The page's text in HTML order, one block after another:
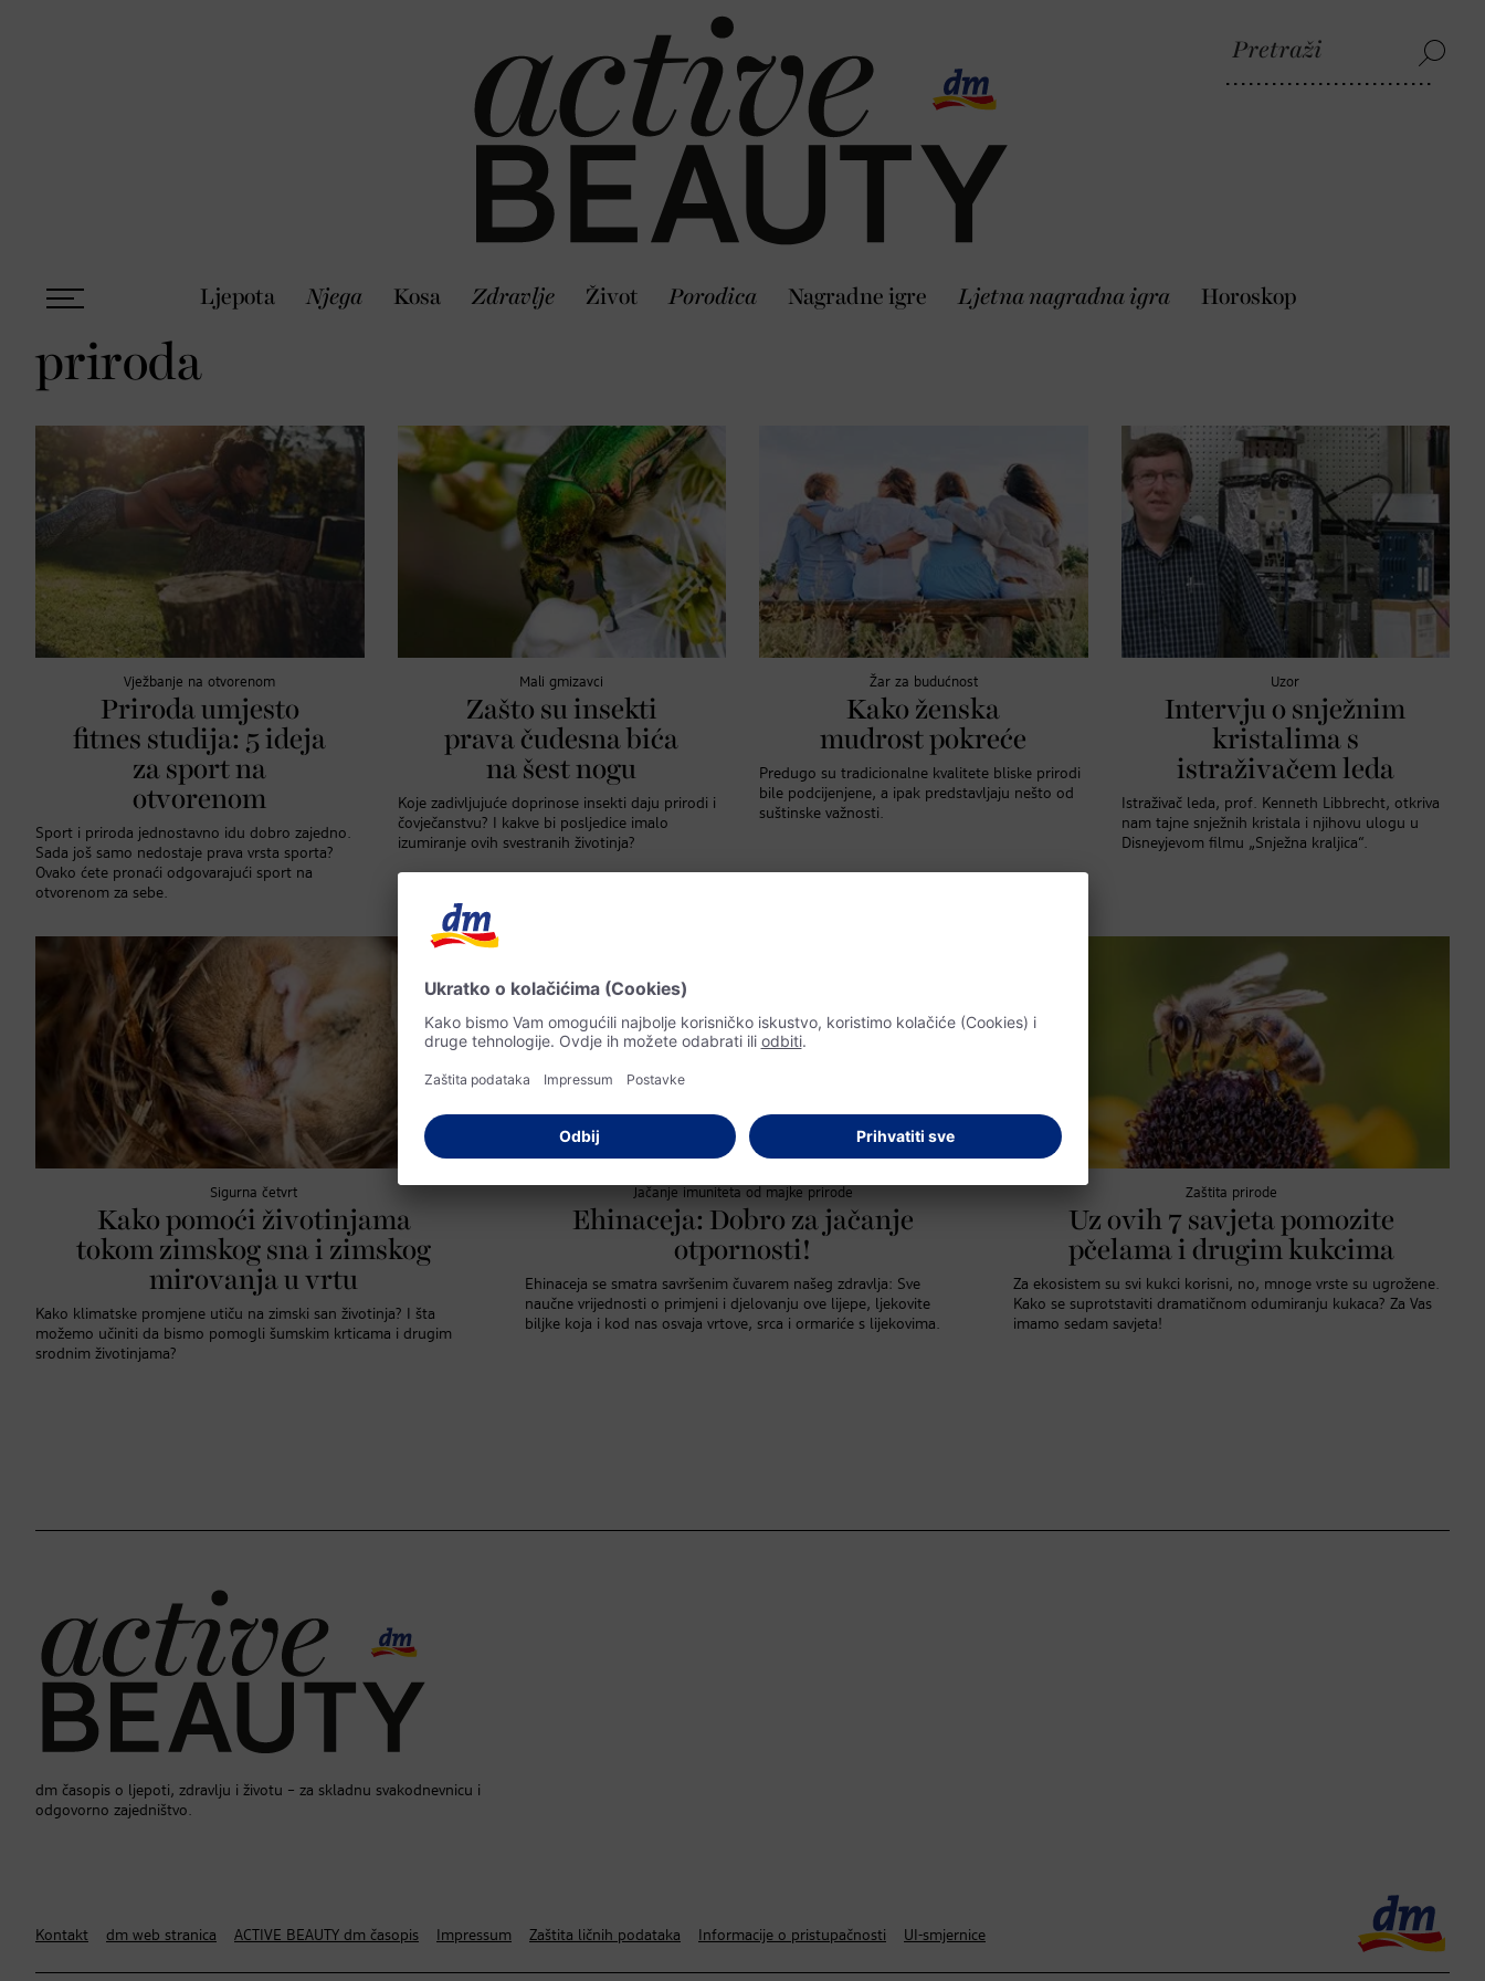
Ljepota Njega Kosa Zdravlje Život Porodica Nagradne igre Ljetna nagradna igra Horoskop
priroda
Vježbanje na otvorenom
Priroda umjesto
fitnes studija: 5 ideja
za sport na
otvorenom
Sport i priroda jednostavno idu dobro zajedno.
Sada još samo nedostaje prava vrsta sporta?
Ovako ćete pronaći odgovarajući sport na
otvorenom za sebe.
Mali gmizavci
Zašto su insekti
prava čudesna bića
na šest nogu
Koje zadivljujuće doprinose insekti daju prirodi i
čovječanstvu? I kakve bi posljedice imalo
izumiranje ovih svestranih životinja?
Žar za budućnost
Kako ženska
mudrost pokreće
Predugo su tradicionalne kvalitete bliske prirodi
bile podcijenjene, a ipak predstavljaju nešto od
suštinske važnosti.
Uzor
Intervju o snježnim
kristalima s
istraživačem leda
Istraživač leda, prof. Kenneth Libbrecht, otkriva
nam tajne snježnih kristala i njihovu ulogu u
Disneyjevom filmu „Snježna kraljica“.
Sigurna četvrt
Kako pomoći životinjama
tokom zimskog sna i zimskog
mirovanja u vrtu
Kako klimatske promjene utiču na zimski san životinja? I šta
možemo učiniti da bismo pomogli šumskim krticama i drugim
srodnim životinjama?
Jačanje imuniteta od majke prirode
Ehinaceja: Dobro za jačanje
otpornosti!
Ehinaceja se smatra savršenim čuvarem našeg zdravlja: Sve
naučne vrijednosti o primjeni i djelovanju ove lijepe, ljekovite
biljke koja i kod nas osvaja vrtove, srca i ormariće s lijekovima.
Zaštita prirode
Uz ovih 7 savjeta pomozite
pčelama i drugim kukcima
Za ekosistem su svi kukci korisni, no, mnoge vrste su ugrožene.
Kako se suprotstaviti dramatičnom odumiranju kukaca? Za Vas
imamo sedam savjeta!
dm časopis o ljepoti, zdravlju i životu – za skladnu svakodnevnicu i
odgovorno zajedništvo.
Kontakt dm web stranica ACTIVE BEAUTY dm časopis Impressum Zaštita ličnih podataka Informacije o pristupačnosti UI-smjernice